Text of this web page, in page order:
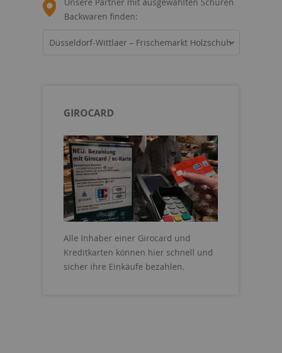
Backwaren finden:
Düsseldorf-Wittlaer – Frischemarkt Holzschuh
GIROCARD
Alle Inhaber einer Girocard und
Kreditkarten können hier schnell und
sicher ihre Einkäufe bezahlen.